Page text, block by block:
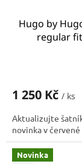
Hugo by
regular
1 250 Kč / ks
Aktualizujte
novinka v červené
Novinka